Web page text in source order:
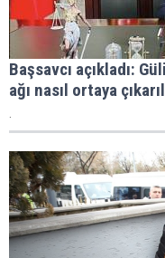
Başsavcı açıkladı:
ağı nasıl ortaya
.